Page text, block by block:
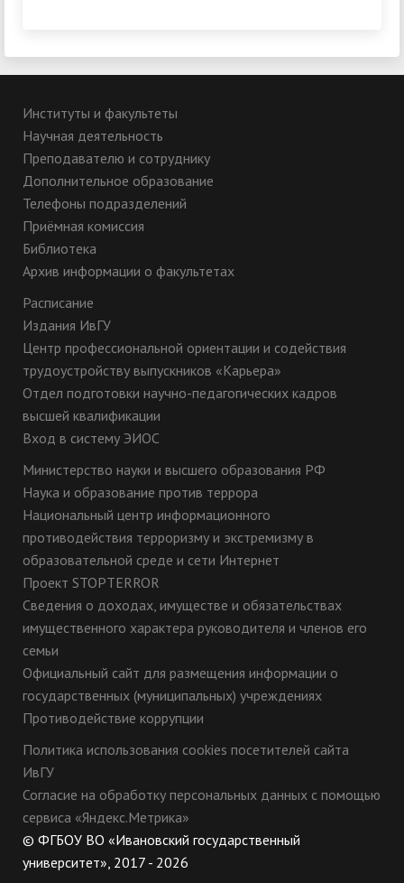
Институты и факультеты
Научная деятельность
Преподавателю и сотруднику
Дополнительное образование
Телефоны подразделений
Приёмная комиссия
Библиотека
Архив информации о факультетах
Расписание
Издания ИвГУ
Центр профессиональной ориентации и содействия
трудоустройству выпускников «Карьера»
Отдел подготовки научно-педагогических кадров
высшей квалификации
Вход в систему ЭИОС
Министерство науки и высшего образования РФ
Наука и образование против террора
Национальный центр информационного
противодействия терроризму и экстремизму в
образовательной среде и сети Интернет
Проект STOPTERROR
Сведения о доходах, имуществе и обязательствах
имущественного характера руководителя и членов его
семьи
Официальный сайт для размещения информации о
государственных (муниципальных) учреждениях
Противодействие коррупции
Политика использования cookies посетителей сайта
ИвГУ
Согласие на обработку персональных данных с помощью
сервиса «Яндекс.Метрика»
© ФГБОУ ВО «Ивановский государственный
университет», 2017 - 2026